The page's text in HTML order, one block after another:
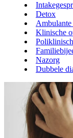
Detox
Klinische
Nazorg
Dubbele